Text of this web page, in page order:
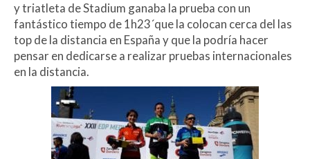
y triatleta de Stadium ganaba la prueba con un
fantástico tiempo de 1h23´que la colocan cerca del las
top de la distancia en España y que la podría hacer
pensar en dedicarse a realizar pruebas internacionales
en la distancia.